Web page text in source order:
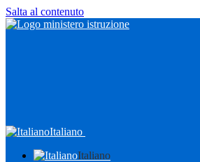
Salta al contenuto
Italiano
Italiano